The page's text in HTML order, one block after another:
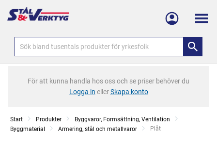
Meny
För att kunna handla hos oss och se priser behöver du
Logga in ellerSkapa konto
Start Produkter
Byggvaror, Formsättning, Ventilation
Byggmaterial
Armering, stål och metallvaror Current:
Plåt